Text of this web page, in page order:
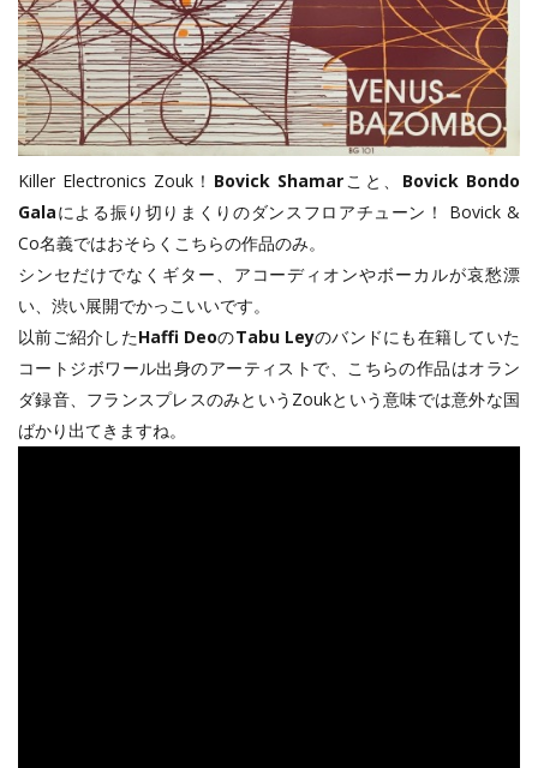
Killer Electronics Zouk！ Bovick Shamarこと、 Bovick Bondo
Galaによる振り切りまくりのダンスフロアチューン！ Bovick &
Co名義ではおそらくこちらの作品のみ。
シンセだけでなくギター、アコーディオンやボーカルが哀愁漂
い、渋い展開でかっこいいです。
以前ご紹介したHaffi DeoのTabu Leyのバンドにも在籍していた
コートジボワール出身のアーティストで、こちらの作品はオラン
ダ録音、フランスプレスのみというZoukという意味では意外な国
ばかり出てきますね。